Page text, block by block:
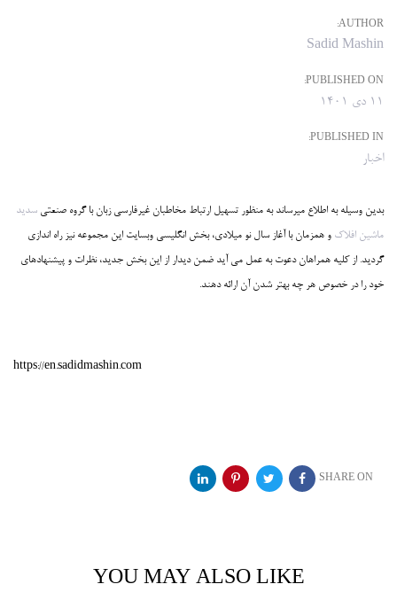
AUTHOR:
Sadid Mashin
PUBLISHED ON:
11 دی 1401
PUBLISHED IN:
اخبار
بدین وسیله به اطلاع میرساند به منظور تسهیل ارتباط مخاطبان غیرفارسی زبان با گروه صنعتی سدید
ماشین افلاک و همزمان با آغاز سال نو میلادی، بخش انگلیسی وبسایت این مجموعه نیز راه اندازی
گردید. از کلیه همراهان دعوت به عمل می آید ضمن دیدار از این بخش جدید، نظرات و پیشنهادهای
خود را در خصوص هر چه بهتر شدن آن ارائه دهند.
https://en.sadidmashin.com
SHARE ON
YOU MAY ALSO LIKE